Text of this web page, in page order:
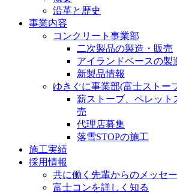
沿革と歴史
事業内容
コンクリート事業部
二次製品の製造・販売
アイランドベースの製
新製品情報
ゆきぐに事業部(富士ストー
薪ストーブ、ペレット
売
代理店募集
落雪STOPの施工
施工実績
採用情報
共に働く先輩からのメッセ
富士コンを詳しく知る